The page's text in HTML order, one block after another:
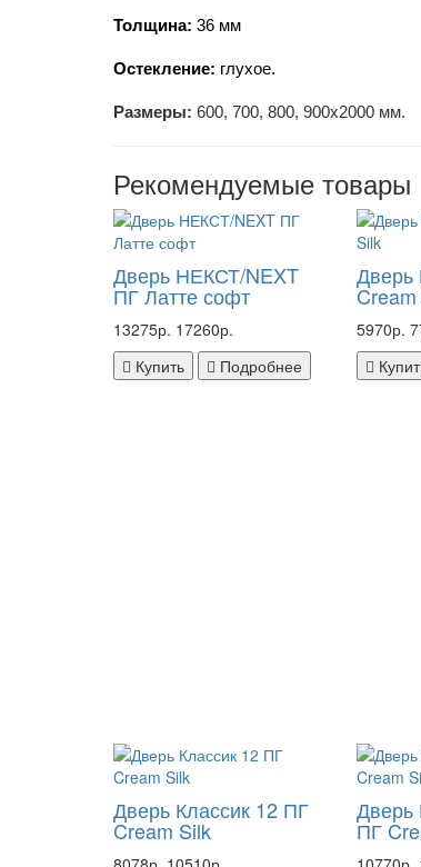
Толщина: 36 мм
Остекление: глухое.
Размеры: 600, 700, 800, 900х2000 мм.
Рекомендуемые товары
Дверь НЕКСТ/NEXT
ПГ Латте софт
13275р. 17260р.
Купить
Подробнее
Дверь
5970р.
Дверь Классик 12 ПГ
Cream Silk
Дверь
ПГ